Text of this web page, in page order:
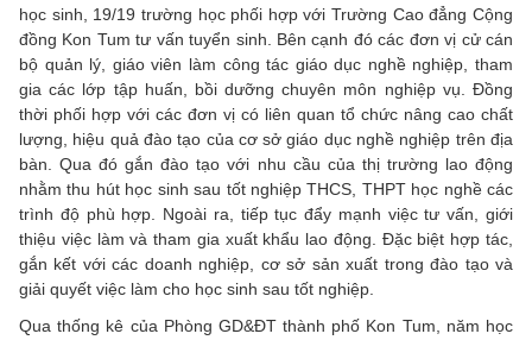
học sinh, 19/19 trường học phối hợp với Trường Cao đẳng Cộng
đồng Kon Tum tư vấn tuyển sinh. Bên cạnh đó các đơn vị cử cán
bộ quản lý, giáo viên làm công tác giáo dục nghề nghiệp, tham
gia các lớp tập huấn, bồi dưỡng chuyên môn nghiệp vụ. Đồng
thời phối hợp với các đơn vị có liên quan tổ chức nâng cao chất
lượng, hiệu quả đào tạo của cơ sở giáo dục nghề nghiệp trên địa
bàn. Qua đó gắn đào tạo với nhu cầu của thị trường lao động
nhằm thu hút học sinh sau tốt nghiệp THCS, THPT học nghề các
trình độ phù hợp. Ngoài ra, tiếp tục đẩy mạnh việc tư vấn, giới
thiệu việc làm và tham gia xuất khẩu lao động. Đặc biệt hợp tác,
gắn kết với các doanh nghiệp, cơ sở sản xuất trong đào tạo và
giải quyết việc làm cho học sinh sau tốt nghiệp.
Qua thống kê của Phòng GD&ĐT thành phố Kon Tum, năm học